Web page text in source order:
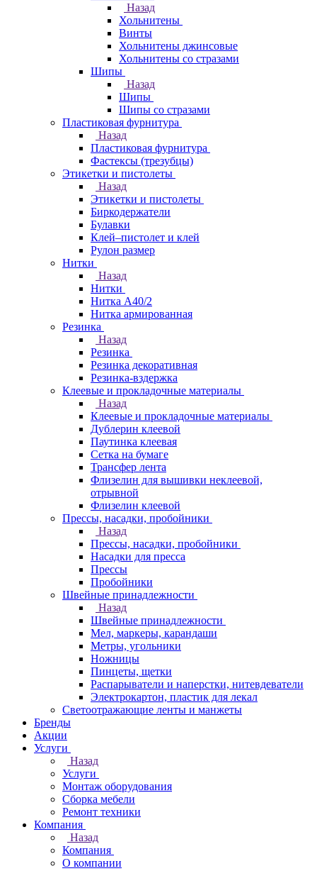
Назад
Хольнитены
Винты
Хольнитены джинсовые
Хольнитены со стразами
Шипы
Назад
Шипы
Шипы со стразами
Пластиковая фурнитура
Назад
Пластиковая фурнитура
Фастексы (трезубцы)
Этикетки и пистолеты
Назад
Этикетки и пистолеты
Биркодержатели
Булавки
Клей–пистолет и клей
Рулон размер
Нитки
Назад
Нитки
Нитка А40/2
Нитка армированная
Резинка
Назад
Резинка
Резинка декоративная
Резинка-вздержка
Клеевые и прокладочные материалы
Назад
Клеевые и прокладочные материалы
Дублерин клеевой
Паутинка клеевая
Сетка на бумаге
Трансфер лента
Флизелин для вышивки неклеевой,
отрывной
Флизелин клеевой
Прессы, насадки, пробойники
Назад
Прессы, насадки, пробойники
Насадки для пресса
Прессы
Пробойники
Швейные принадлежности
Назад
Швейные принадлежности
Мел, маркеры, карандаши
Метры, угольники
Ножницы
Пинцеты, щетки
Распарыватели и наперстки, нитевдеватели
Электрокартон, пластик для лекал
Светоотражающие ленты и манжеты
Бренды
Акции
Услуги
Назад
Услуги
Монтаж оборудования
Сборка мебели
Ремонт техники
Компания
Назад
Компания
О компании